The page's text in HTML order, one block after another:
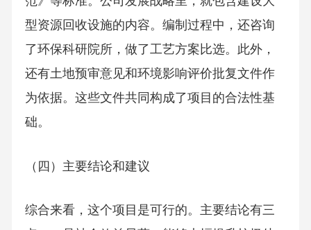
型资源回收设施的内容。编制过程中，还咨询
了环保科研院所，做了工艺方案比选。此外，
还有土地预审意见和环境影响评价批复文件作
为依据。这些文件共同构成了项目的合法性基
础。
（四）主要结论和建议
综合来看，这个项目是可行的。主要结论有三